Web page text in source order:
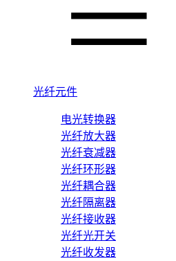
光纤元件
电光转换器
光纤放大器
光纤衰减器
光纤环形器
光纤耦合器
光纤隔离器
光纤接收器
光纤光开关
光纤收发器